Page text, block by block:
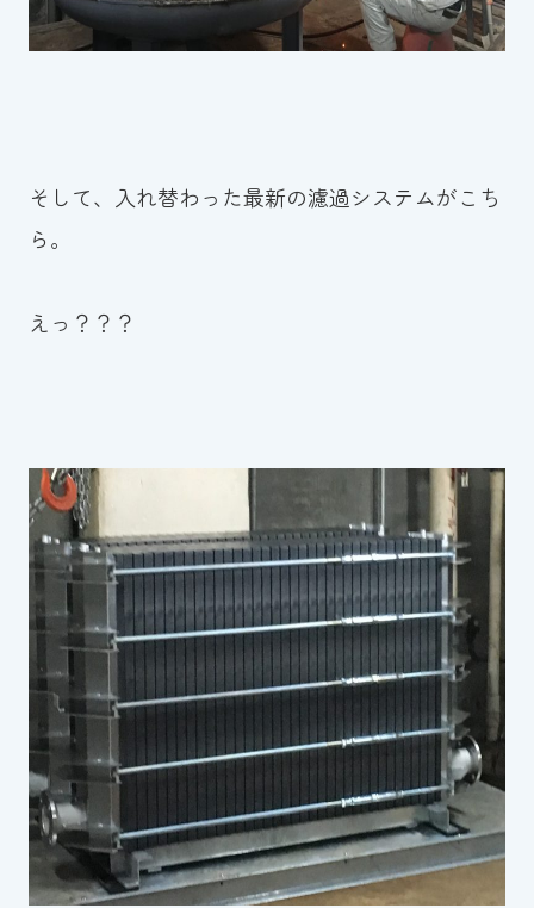
そして、入れ替わった最新の濾過システムがこち
ら。
えっ？？？